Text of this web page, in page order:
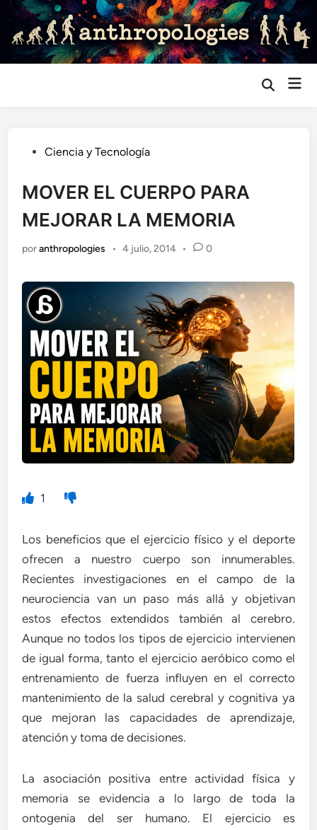
Saltar
contenido
Abrir
Publicado
Ciencia y Tecnología
MOVER EL CUERPO PARA
MEJORAR LA MEMORIA
poranthropologies • 4 julio, 2014 • 0
1
Los beneficios que el ejercicio físico y el deporte
ofrecen a nuestro cuerpo son innumerables.
Recientes investigaciones en el campo de la
neurociencia van un paso más allá y objetivan
estos efectos extendidos también al cerebro.
Aunque no todos los tipos de ejercicio intervienen
de igual forma, tanto el ejercicio aeróbico como el
entrenamiento de fuerza influyen en el correcto
mantenimiento de la salud cerebral y cognitiva ya
que mejoran las capacidades de aprendizaje,
atención y toma de decisiones.
La asociación positiva entre actividad física y
memoria se evidencia a lo largo de toda la
ontogenia del ser humano. El ejercicio es